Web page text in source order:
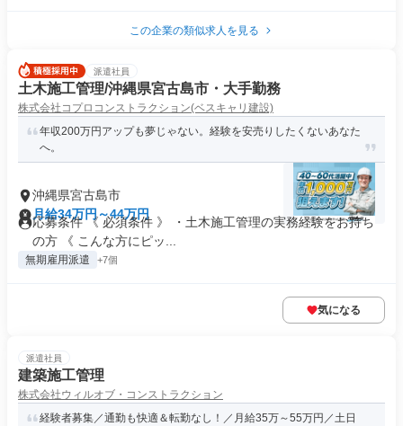
この企業の類似求人を見る
派遣社員
土木施工管理/沖縄県宮古島市・大手勤務
株式会社コプロコンストラクション(ベスキャリ建設)
年収200万円アップも夢じゃない。経験を安売りしたくないあなた
へ。
沖縄県宮古島市
月給34万円～44万円
応募条件 《 必須条件 》 ・土木施工管理の実務経験をお持ち
の方 《 こんな方にピッ...
無期雇用派遣 +7個
気になる
派遣社員
建築施工管理
株式会社ウィルオブ・コンストラクション
経験者募集／通勤も快適＆転勤なし！／月給35万～55万円／土日